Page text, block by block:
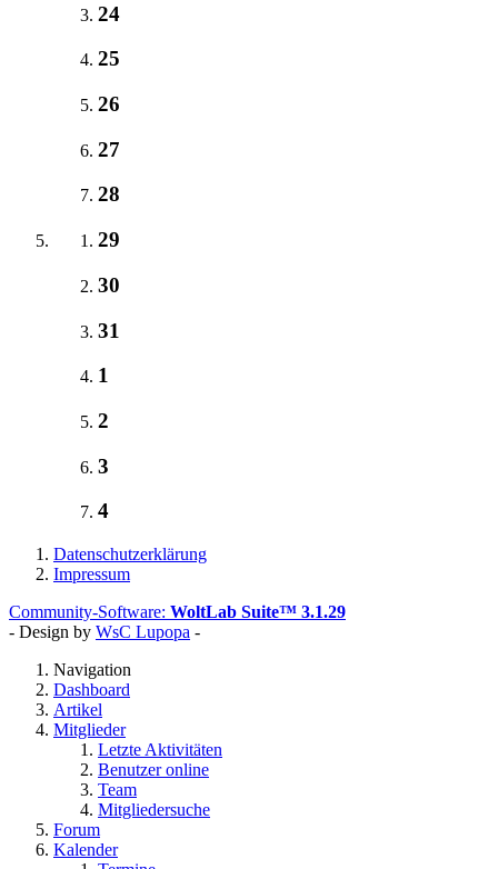
24
25
26
27
28
29
30
31
1
2
3
4
Datenschutzerklärung
Impressum
Community-Software: WoltLab Suite™ 3.1.29
- Design by WsC Lupopa -
Navigation
Dashboard
Artikel
Mitglieder
Letzte Aktivitäten
Benutzer online
Team
Mitgliedersuche
Forum
Kalender